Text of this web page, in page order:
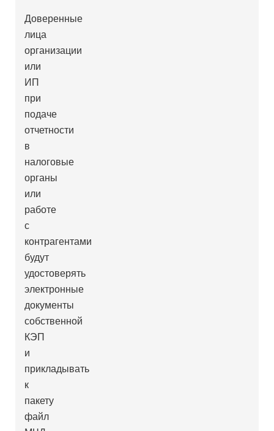
Доверенные
лица
организации
или
ИП
при
подаче
отчетности
в
налоговые
органы
или
работе
с
контрагентами
будут
удостоверять
электронные
документы
собственной
КЭП
и
прикладывать
к
пакету
файл